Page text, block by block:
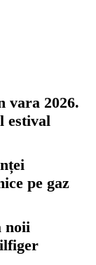
vara 2026.
estival
pe gaz
noii